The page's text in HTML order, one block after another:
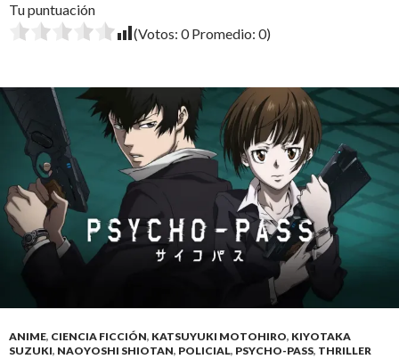
Tu puntuación
(Votos: 0Promedio: 0)
ANIME, CIENCIA FICCIÓN, KATSUYUKI MOTOHIRO, KIYOTAKA
SUZUKI, NAOYOSHI SHIOTAN, POLICIAL, PSYCHO-PASS, THRILLER